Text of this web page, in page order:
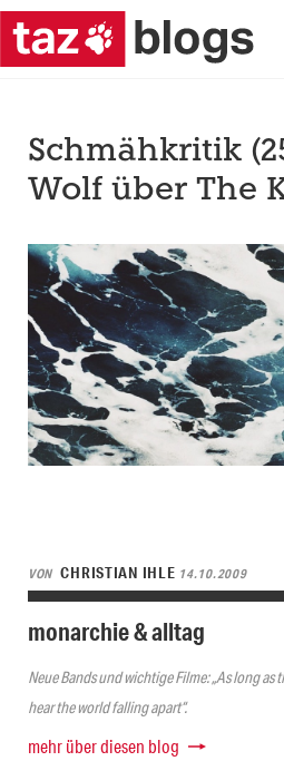
Schmähkritik
Wolf über The
VON CHRISTIAN IHLE 14.10.2009
monarchie & alltag
Neue Bands und wichtige Filme: „As long as
hear the world falling apart“.
mehr über diesen blog